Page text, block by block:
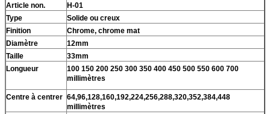
Article non.
H-01
Type
Solide ou creux
Finition
Chrome, chrome mat
Diamètre
12mm
Taille
33mm
Longueur
100 150 200 250 300 350 400 450 500 550 600 700
millimètres
Centre à centrer 64,96,128,160,192,224,256,288,320,352,384,448
millimètres